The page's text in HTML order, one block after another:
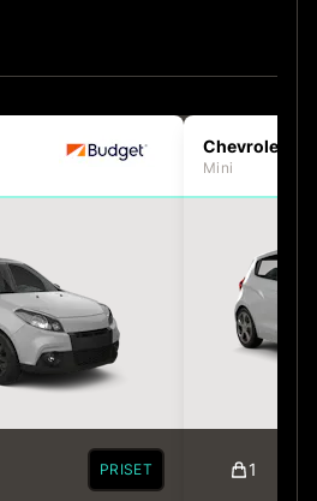
PRISET
Chevrolet
Mini
1